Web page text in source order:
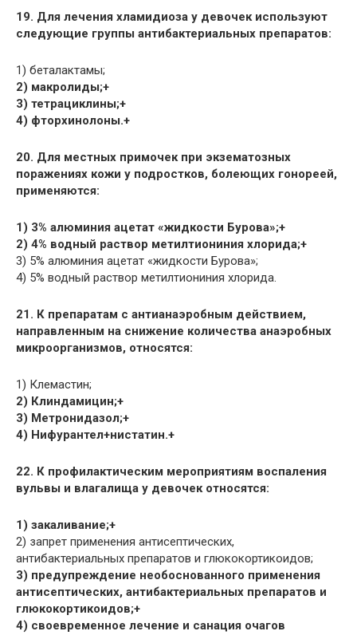
19. Для лечения хламидиоза у девочек используют
следующие группы антибактериальных препаратов:
1) беталактамы;
2) макролиды;+
3) тетрациклины;+
4) фторхинолоны.+
20. Для местных примочек при экзематозных
поражениях кожи у подростков, болеющих гонореей,
применяются:
1) 3% алюминия ацетат «жидкости Бурова»;+
2) 4% водный раствор метилтиониния хлорида;+
3) 5% алюминия ацетат «жидкости Бурова»;
4) 5% водный раствор метилтиониния хлорида.
21. К препаратам с антианаэробным действием,
направленным на снижение количества анаэробных
микроорганизмов, относятся:
1) Клемастин;
2) Клиндамицин;+
3) Метронидазол;+
4) Нифурантел+нистатин.+
22. К профилактическим мероприятиям воспаления
вульвы и влагалища у девочек относятся:
1) закаливание;+
2) запрет применения антисептических,
антибактериальных препаратов и глюкокортикоидов;
3) предупреждение необоснованного применения
антисептических, антибактериальных препаратов и
глюкокортикоидов;+
4) своевременное лечение и санация очагов